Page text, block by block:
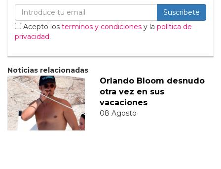
Suscribete
Acepto los terminos y condiciones y la política de
privacidad.
Noticias relacionadas
Orlando Bloom desnudo
otra vez en sus
vacaciones
08 Agosto